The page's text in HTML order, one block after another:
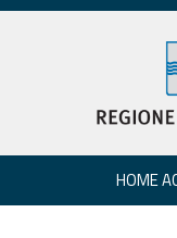
HOME